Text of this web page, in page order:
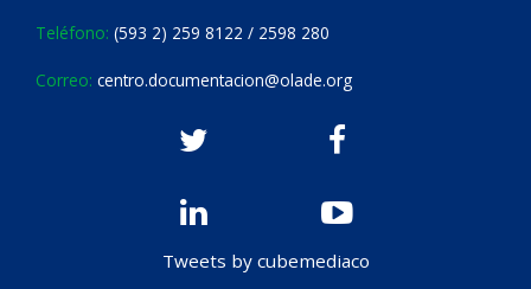
Teléfono: (593 2) 259 8122 / 2598 280
Correo: centro.documentacion@olade.org
Tweets by cubemediaco